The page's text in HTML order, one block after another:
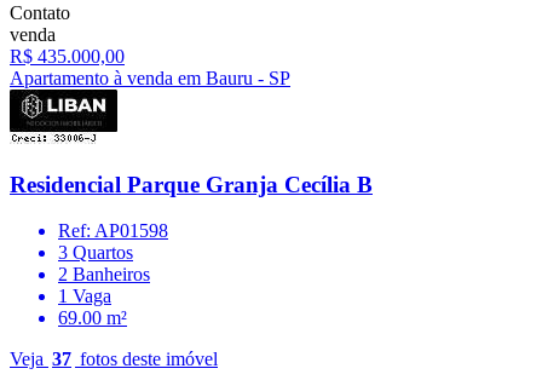
Contato
venda
R$ 435.000,00
Apartamento à venda em Bauru - SP
Residencial Parque Granja Cecília B
Ref: AP01598
3 Quartos
2 Banheiros
1 Vaga
69.00 m²
Veja 37 fotos deste imóvel